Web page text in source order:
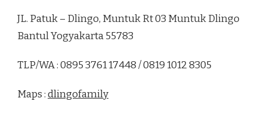
JL. Patuk – Dlingo, Muntuk Rt 03 Muntuk Dlingo
Bantul Yogyakarta 55783
TLP/WA : 0895 3761 17448 / 0819 1012 8305
Maps :dlingofamily